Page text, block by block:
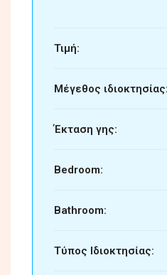
Τιμή:
Μέγεθος ιδιοκτησίας:
Έκταση γης:
Bedroom:
Bathroom:
Τύπος Ιδιοκτησίας: